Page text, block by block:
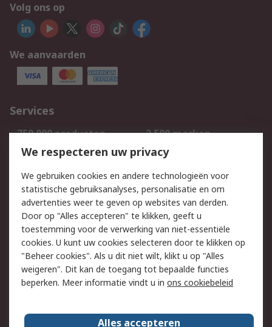
Volg ons op
We aanvaarden
Services
750.000 producten
2.500 merken
Bestellen
Inkoopoplossingen
Track & Trace
Wettelijk
Cookiebeleid
Email veiligheid
Privacybeleid
Websitevoorwaarden
Algemene
verkoopvoorwaarden
Over RS
We respecteren uw privacy
We gebruiken cookies en andere technologieën voor
statistische gebruiksanalyses, personalisatie en om
advertenties weer te geven op websites van derden.
Door op "Alles accepteren" te klikken, geeft u
toestemming voor de verwerking van niet-essentiële
cookies. U kunt uw cookies selecteren door te klikken op
"Beheer cookies". Als u dit niet wilt, klikt u op "Alles
weigeren". Dit kan de toegang tot bepaalde functies
beperken. Meer informatie vindt u in ons cookiebeleid
Alles accepteren